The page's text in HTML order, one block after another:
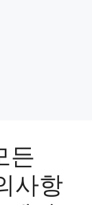
든
사항